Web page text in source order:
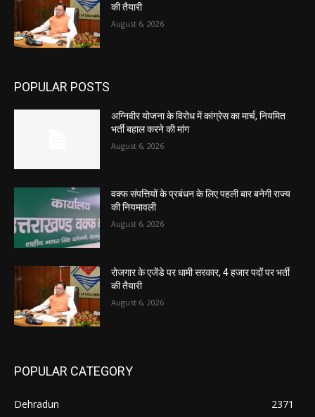
की तैयारी
August 6, 2026
POPULAR POSTS
अग्निवीर योजना के विरोध में कांग्रेस का मार्च, नियमित
भर्ती बहाल करने की मांग
August 6, 2026
वक्फ संपत्तियों के प्रबंधन के लिए पहली बार बनेगी राज्य
की नियमावली
August 6, 2026
रोजगार के एजेंडे पर धामी सरकार, 4 हजार पदों पर भर्ती
की तैयारी
August 6, 2026
POPULAR CATEGORY
Dehradun
2371